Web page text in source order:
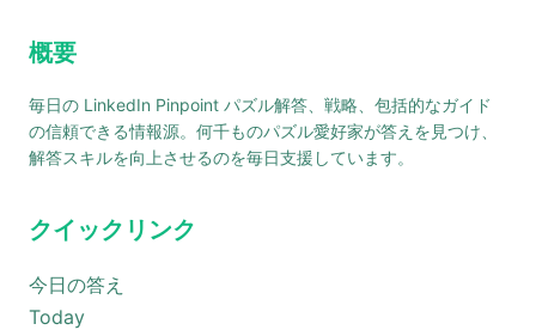
概要
毎日の LinkedIn Pinpoint パズル解答、戦略、包括的なガイド
の信頼できる情報源。何千ものパズル愛好家が答えを見つけ、
解答スキルを向上させるのを毎日支援しています。
クイックリンク
今日の答え
Today